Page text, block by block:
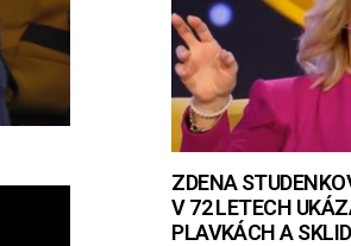
ZDENA
V 72 LETECH
PLAVKÁCH A